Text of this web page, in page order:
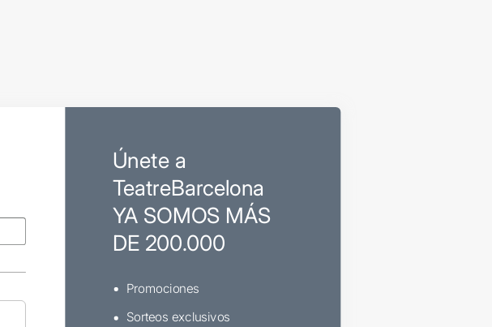
Únete a
TeatreBarcelona
YA SOMOS MÁS
DE 200.000
Promociones
Sorteos exclusivos